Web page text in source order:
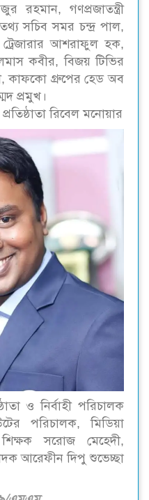
গণপ্রজাতন্ত্রী
সচিব সমর চন্দ্র পাল,
ট্রেজারার আশরাফুল হক,
কবীর, বিজয় টিভির
কাফকো গ্রুপের হেড অব
প্রমুখ।
রিবেল মনোয়ার
ও নির্বাহী পরিচালক
পরিচালক, মিডিয়া
শিক্ষক সরোজ মেহেদী,
আরেফীন দিপু শুভেচ্ছা